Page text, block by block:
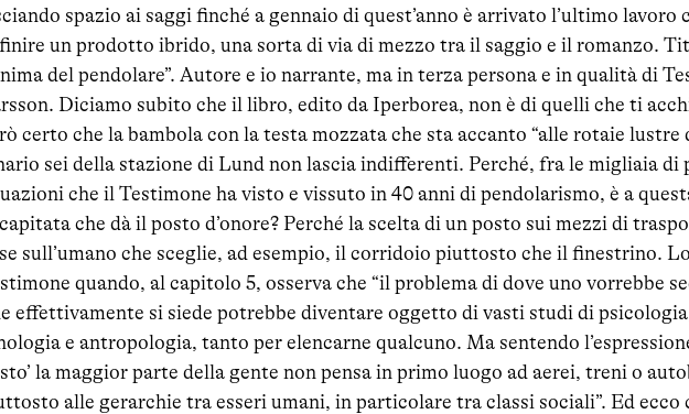
spazio ai saggi finché a gennaio di quest’anno è arrivato l’ultimo lavoro
un prodotto ibrido, una sorta di via di mezzo tra il saggio e il romanzo.
del pendolare”. Autore e io narrante, ma in terza persona e in qualità di
Diciamo subito che il libro, edito da Iperborea, non è di quelli che ti
certo che la bambola con la testa mozzata che sta accanto “alle rotaie lustre
sei della stazione di Lund non lascia indifferenti. Perché, fra le migliaia di
che il Testimone ha visto e vissuto in 40 anni di pendolarismo, è a
che dà il posto d’onore? Perché la scelta di un posto sui mezzi di
sull’umano che sceglie, ad esempio, il corridoio piuttosto che il finestrino.
quando, al capitolo 5, osserva che “il problema di dove uno vorrebbe
effettivamente si siede potrebbe diventare oggetto di vasti studi di
e antropologia, tanto per elencarne qualcuno. Ma sentendo
la maggior parte della gente non pensa in primo luogo ad aerei, treni o
alle gerarchie tra esseri umani, in particolare tra classi sociali”. Ed ecco